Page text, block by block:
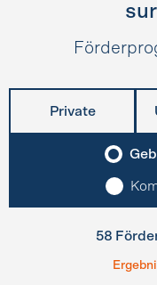
Private
58